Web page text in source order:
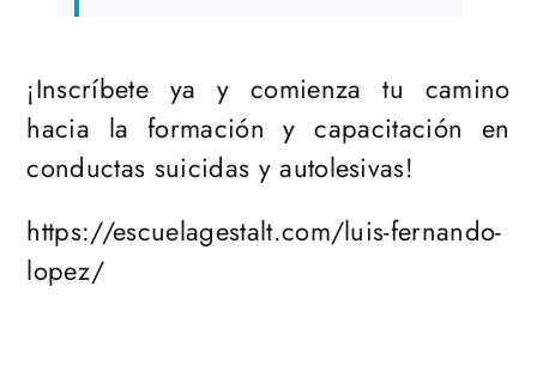
¡Inscríbete ya y comienza tu camino
hacia la formación y capacitación en
conductas suicidas y autolesivas!
https://escuelagestalt.com/luis-fernando-
lopez/